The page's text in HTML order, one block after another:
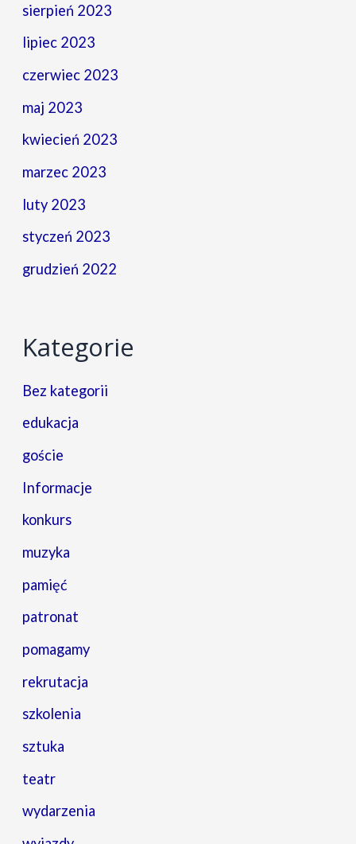
sierpień 2023
lipiec 2023
czerwiec 2023
maj 2023
kwiecień 2023
marzec 2023
luty 2023
styczeń 2023
grudzień 2022
Kategorie
Bez kategorii
edukacja
goście
Informacje
konkurs
muzyka
pamięć
patronat
pomagamy
rekrutacja
szkolenia
sztuka
teatr
wydarzenia